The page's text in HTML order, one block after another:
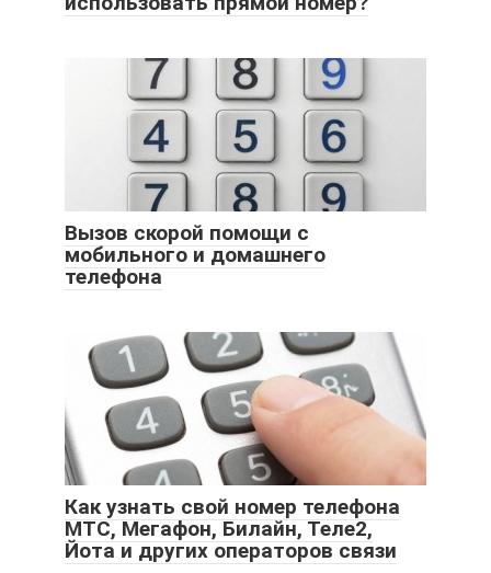
Вызов скорой помощи с
мобильного и домашнего
телефона
Как узнать свой номер телефона
МТС, Мегафон, Билайн, Теле2,
Йота и других операторов связи